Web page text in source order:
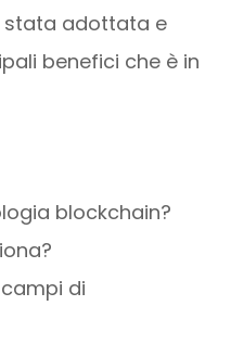
stata adottata e
benefici che è in
blockchain?
di